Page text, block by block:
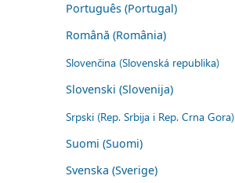
Português (Portugal)
Română (România)
Slovenčina (Slovenská republika)
Slovenski (Slovenija)
Srpski (Rep. Srbija i Rep. Crna Gora)
Suomi (Suomi)
Svenska (Sverige)